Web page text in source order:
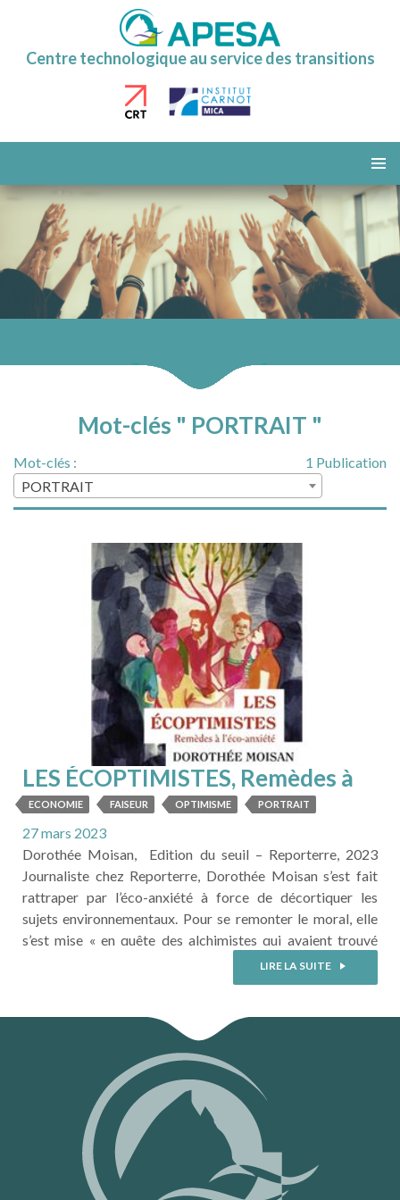
Centre technologique au service des transitions
MENU
AU
CONTENU
Mot-clés " PORTRAIT "
1 Publication
Mot-clés :
PORTRAIT
LES ÉCOPTIMISTES, Remèdes à
l’éco-anxiété
ECONOMIE FAISEUR OPTIMISME PORTRAIT
27 mars 2023
Dorothée Moisan, Edition du seuil – Reporterre, 2023
Journaliste chez Reporterre, Dorothée Moisan s’est fait
rattraper par l’éco-anxiété à force de décortiquer les
sujets environnementaux. Pour se remonter le moral, elle
s’est mise « en quête des alchimistes qui avaient trouvé
l’astuce philosophale, l’élixir
susceptible de transformer l’angoisse paralysante en une
portraits (5 hommes et 4 femmes, entre 22 et 78
pleinement conscientes qu’à la vitesse
où elle roule, l’humanité fonce dans le ...
LIRE LA SUITE